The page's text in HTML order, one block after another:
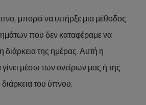
μπορεί να υπήρξε μια μέθοδος
που δεν καταφέραμε να
διάρκεια της ημέρας. Αυτή η
μέσω των ονείρων μας ή της
του ύπνου.